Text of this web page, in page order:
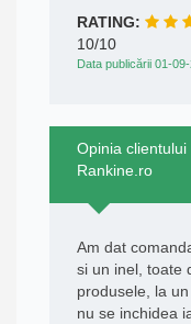
RATING:
10/10
Data publicării 01-
Opinia
Rankine.ro
Am dat
si un inel, toate
produsele, la
nu se inchidea